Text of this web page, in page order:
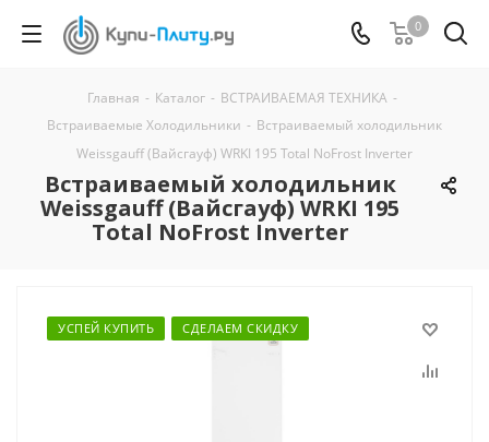
0
Главная - Каталог - ВСТРАИВАЕМАЯ ТЕХНИКА -
Встраиваемые Холодильники - Встраиваемый холодильник
Weissgauff (Вайсгауф) WRKI 195 Total NoFrost Inverter
Встраиваемый холодильник
Weissgauff (Вайсгауф) WRKI 195
Total NoFrost Inverter
УСПЕЙ КУПИТЬ СДЕЛАЕМ СКИДКУ